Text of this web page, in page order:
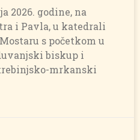
2026. godine, na
i Pavla, u katedrali
s početkom u
biskup i
mrkanski